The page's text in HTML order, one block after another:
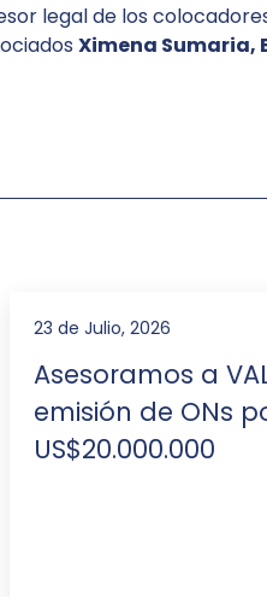
legal de los
Ximena Sumaria,
23 de Julio, 2026
Asesoramos a
emisión de ONs
US$20.000.000